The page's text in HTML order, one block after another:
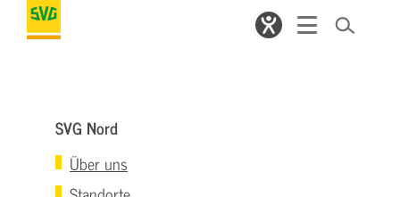
SVG Nord
Über uns